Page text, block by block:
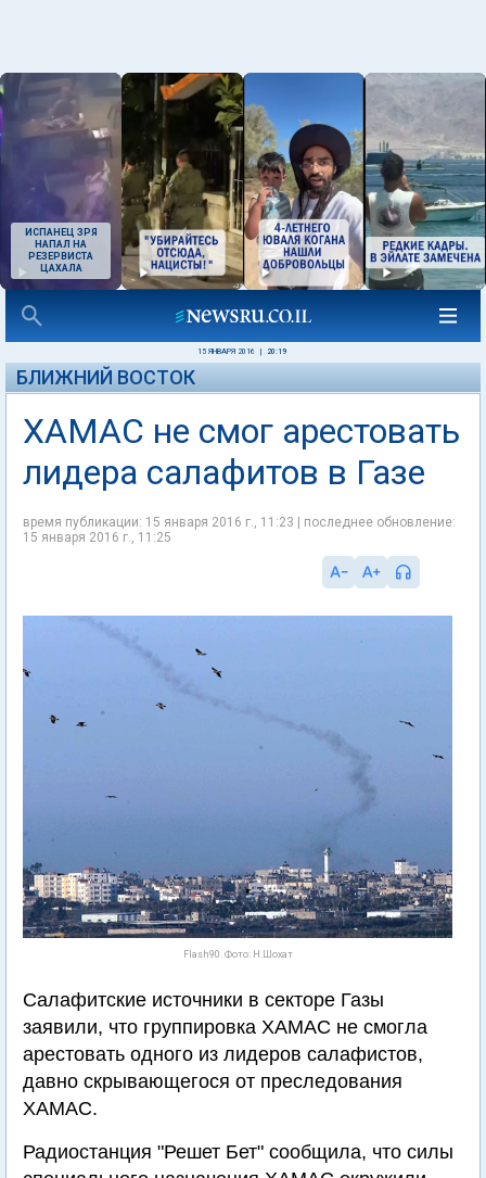
ИСПАНЕЦ ЗРЯ
НАПАЛ НА
РЕЗЕРВИСТА
ЦАХАЛА
15 ЯНВАРЯ 2016 20:19
БЛИЖНИЙ ВОСТОК
ХАМАС не смог арестовать
лидера салафитов в Газе
время публикации: 15 января 2016 г., 11:23 | последнее обновление:
15 января 2016 г., 11:25
Flash90. Фото: Н.Шохат
Салафитские источники в секторе Газы
заявили, что группировка ХАМАС не смогла
арестовать одного из лидеров салафистов,
давно скрывающегося от преследования
ХАМАС.
Радиостанция "Решет Бет" сообщила, что силы